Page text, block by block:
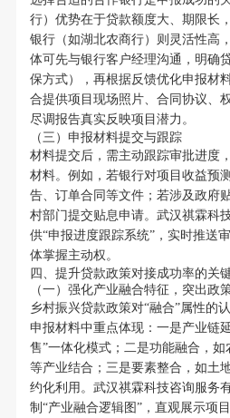
行）优势在于贷款额度大、期限长
银行（如湖北农商行）则灵活性高
体可先与银行客户经理沟通，明确
保方式），再根据反馈优化申报材
合提供项目现场照片、合同协议、
尽调报告真实反映项目潜力。
（三）申报材料提交与跟踪
材料提交后，需主动跟踪审批进度
材料。例如，若银行对项目收益预
告、订单合同等文件；若涉及政府
村部门提交贴息申请。武汉祺霖科
供“申报进度跟踪系统”，实时推送
体掌握主动权。
四、提升贷款政策对接成功率的关
（一）强化产业融合特征，突出政
乡村振兴贷款政策对“融合”属性的
申报材料中重点体现：一是产业链
售”一体化模式；二是功能融合，
等产业结合；三是要素整合，如土
约化利用。武汉祺霖科技咨询服务
制“产业融合逻辑图”，直观展示项